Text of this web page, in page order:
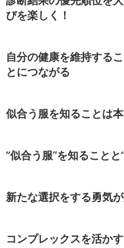
びを楽しく！
自分の健康を維持する
とにつながる
似合う服を知ることは
“似合う服”を知ること
新たな選択をする勇気
コンプレックスを活か